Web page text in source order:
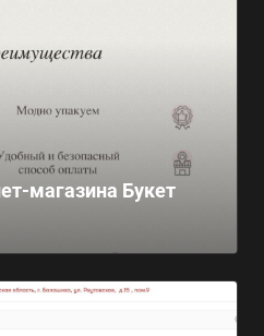
магазина Букет